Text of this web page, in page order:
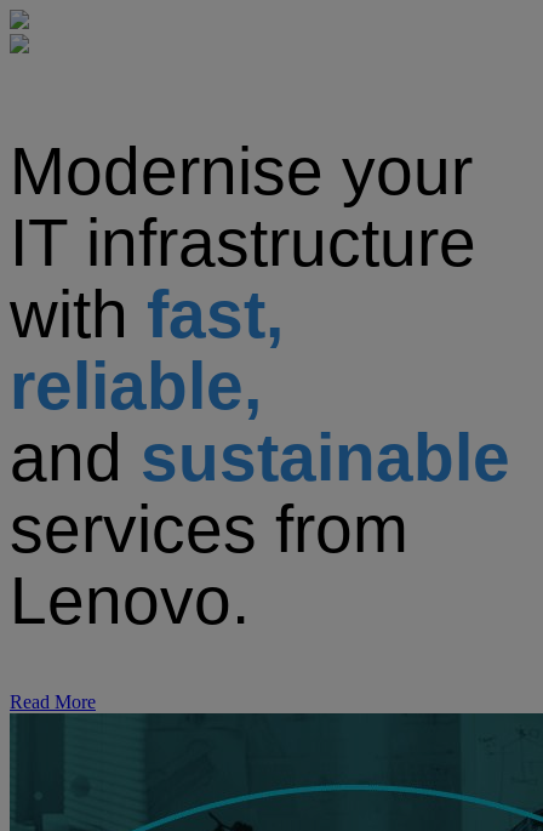
Modernise your
IT infrastructure
with fast,
reliable,
and sustainable
services from
Lenovo.
Read More